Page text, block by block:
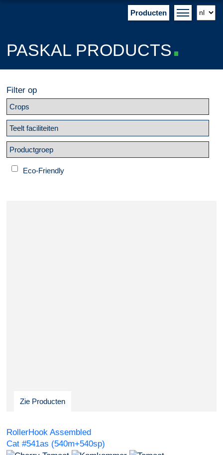
Producten
PASKAL PRODUCTS
Filter op
Eco-Friendly
Zie Producten
RollerHook Assembled
Cat #541as (540m+540sp)